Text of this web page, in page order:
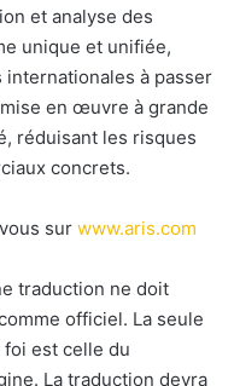
et analyse des
unique et unifiée,
à passer
en œuvre à grande
réduisant les risques
concrets.
sur www.aris.com
traduction ne doit
officiel. La seule
est celle du
La traduction devra